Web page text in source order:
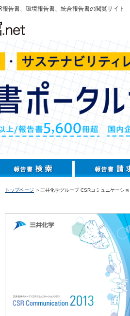
告書、環境報告書、統合報告書の閲覧サイト
トップページ ＞三井化学グループ CSRコミュニケーシ